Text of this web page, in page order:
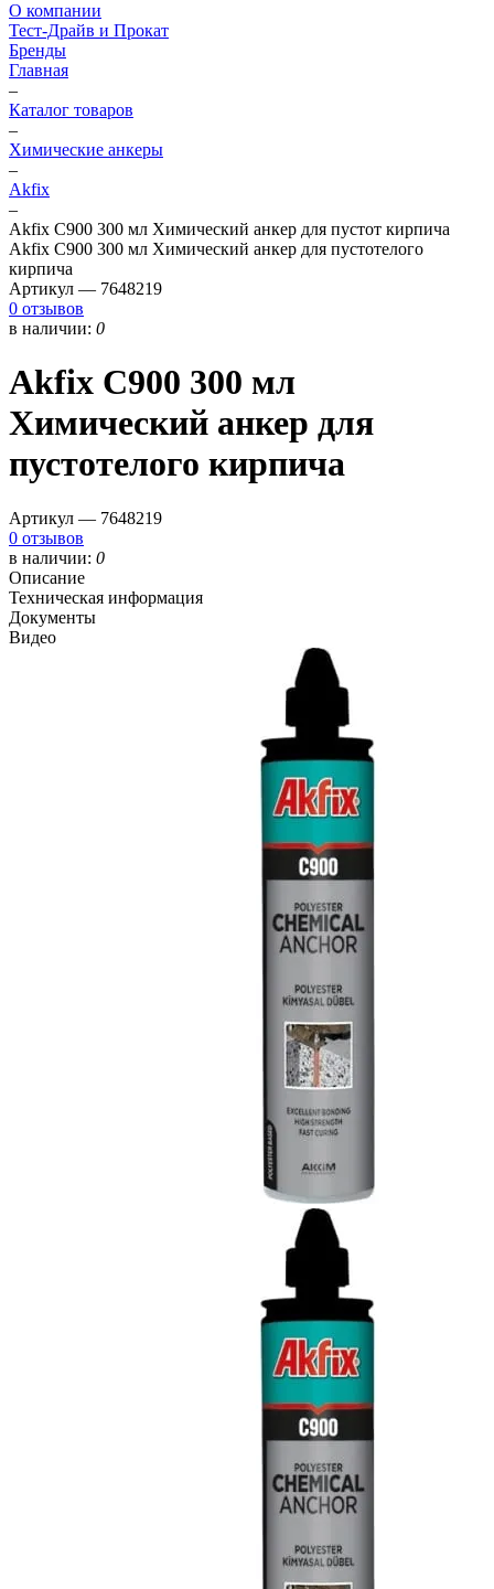
О компании
Тест-Драйв и Прокат
Бренды
Главная
–
Каталог товаров
–
Химические анкеры
–
Akfix
–
Akfix C900 300 мл Химический анкер для пустот кирпича
Akfix C900 300 мл Химический анкер для пустотелого
кирпича
Артикул — 7648219
0 отзывов
в наличии: 0
Akfix C900 300 мл
Химический анкер для
пустотелого кирпича
Артикул — 7648219
0 отзывов
в наличии: 0
Описание
Техническая информация
Документы
Видео